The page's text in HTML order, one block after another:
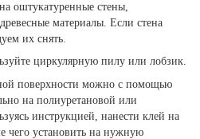
оштукатуренные стены,
материалы. Если стена
их снять.
циркулярную пилу или лобзик.
поверхности можно с помощью
на полиуретановой или
инструкцией, нанести клей на
чего установить на нужную